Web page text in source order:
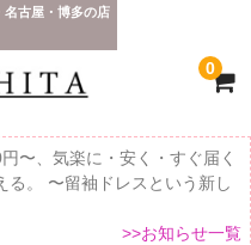
名古屋・博多の店
0
〜、気楽に・安く・すぐ届く
る。 〜留袖ドレスという新し
>>お知らせ一覧